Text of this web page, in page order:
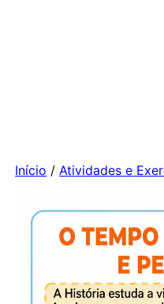
Início / Atividades e